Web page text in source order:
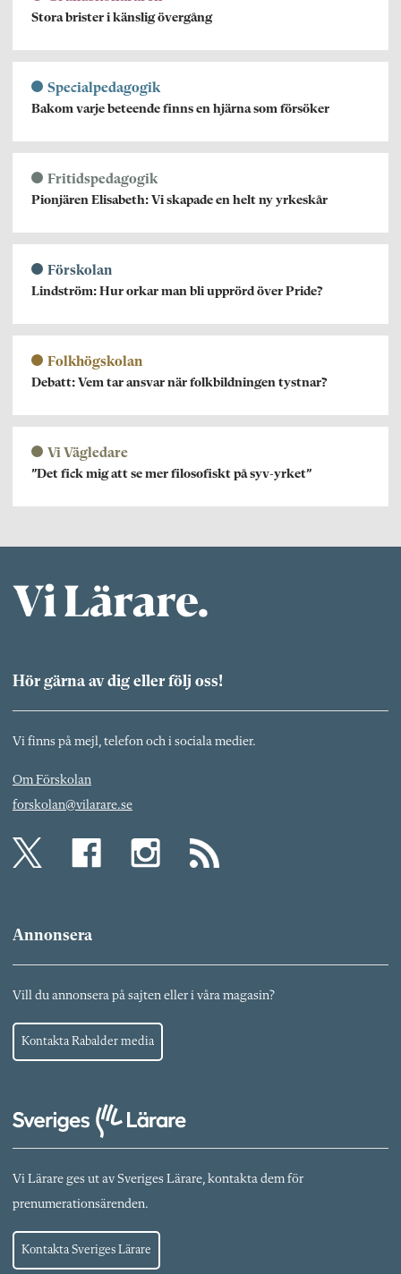
Stora brister i känslig övergång
Specialpedagogik
Bakom varje beteende finns en hjärna som försöker
Fritidspedagogik
Pionjären Elisabeth: Vi skapade en helt ny yrkeskår
Förskolan
Lindström: Hur orkar man bli upprörd över Pride?
Folkhögskolan
Debatt: Vem tar ansvar när folkbildningen tystnar?
Vi Vägledare
”Det fick mig att se mer filosofiskt på syv-yrket”
Hör gärna av dig eller följ oss!
Vi finns på mejl, telefon och i sociala medier.
Om Förskolan
forskolan@vilarare.se
Annonsera
Vill du annonsera på sajten eller i våra magasin?
Kontakta Rabalder media
Vi Lärare ges ut av Sveriges Lärare, kontakta dem för
prenumerationsärenden.
Kontakta Sveriges Lärare